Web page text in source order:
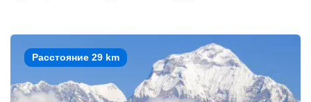
Расстояние 29 km